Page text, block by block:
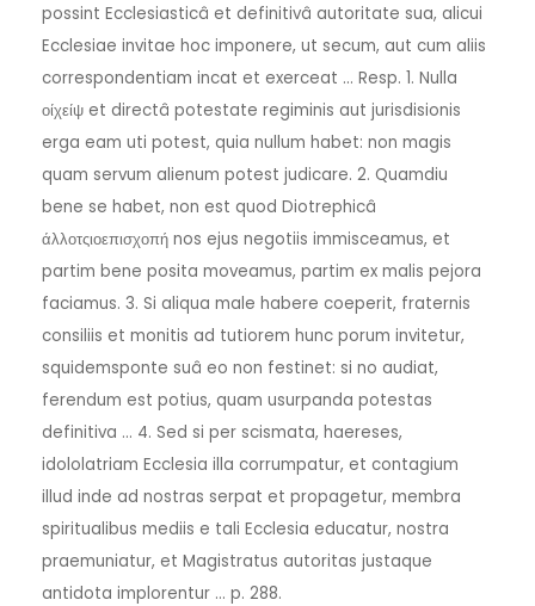
possint Ecclesiasticâ et definitivâ autoritate sua, alicui
Ecclesiae invitae hoc imponere, ut secum, aut cum aliis
correspondentiam incat et exerceat … Resp. 1. Nulla
οίχείψ et directâ potestate regiminis aut jurisdisionis
erga eam uti potest, quia nullum habet: non magis
quam servum alienum potest judicare. 2. Quamdiu
bene se habet, non est quod Diotrephicâ
άλλοτςιοεπισχοπή nos ejus negotiis immisceamus, et
partim bene posita moveamus, partim ex malis pejora
faciamus. 3. Si aliqua male habere coeperit, fraternis
consiliis et monitis ad tutiorem hunc porum invitetur,
squidemsponte suâ eo non festinet: si no audiat,
ferendum est potius, quam usurpanda potestas
definitiva … 4. Sed si per scismata, haereses,
idololatriam Ecclesia illa corrumpatur, et contagium
illud inde ad nostras serpat et propagetur, membra
spiritualibus mediis e tali Ecclesia educatur, nostra
praemuniatur, et Magistratus autoritas justaque
antidota implorentur … p. 288.